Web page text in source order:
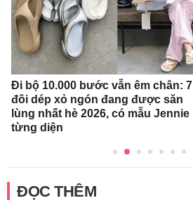
Đi bộ 10.000 bước vẫn êm chân: 7
đôi dép xỏ ngón đang được săn
lùng nhất hè 2026, có mẫu Jennie
từng diện
ĐỌC THÊM